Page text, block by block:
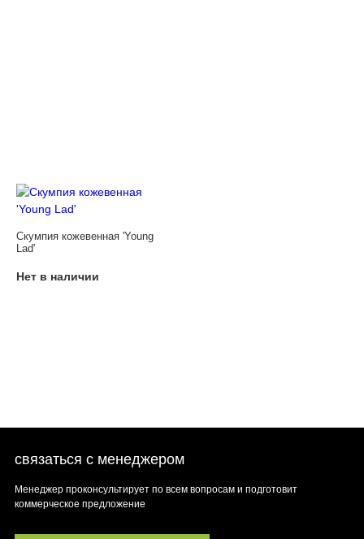
Скумпия кожевенная 'Young
Lad'
Нет в наличии
связаться с менеджером
Менеджер проконсультирует по всем вопросам и подготовит
коммерческое предложение